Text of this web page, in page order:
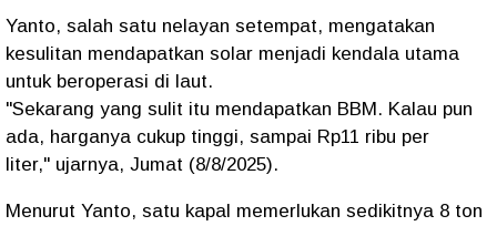
Yanto, salah satu nelayan setempat, mengatakan
kesulitan mendapatkan solar menjadi kendala utama
untuk beroperasi di laut.
"Sekarang yang sulit itu mendapatkan BBM. Kalau pun
ada, harganya cukup tinggi, sampai Rp11 ribu per
liter," ujarnya, Jumat (8/8/2025).
Menurut Yanto, satu kapal memerlukan sedikitnya 8 ton